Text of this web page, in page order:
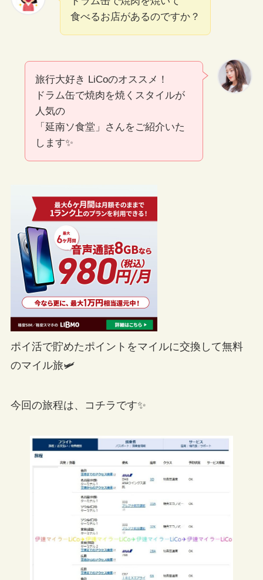
食べるお店があるのですか？
旅行大好き LiCoのオススメ！
ドラム缶で焼肉を焼くスタイルが
人気の
「延南ソ食堂」さんをご紹介いた
します✨
ポイ活で貯めたポイントをマイルに交換して無料
のマイル旅🛩
今回の旅程は、コチラです✨